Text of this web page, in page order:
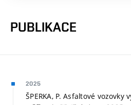
PUBLIKACE
2025
ŠPERKA, P. Asfaltové vozovky